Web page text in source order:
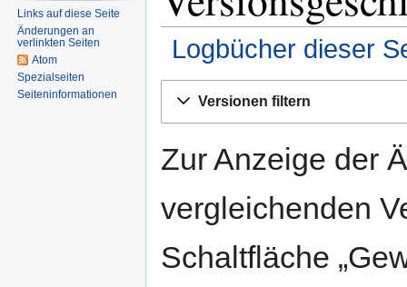
Logbücher dieser
Navigation
Suche
Versionen filtern
Zur Anzeige der
vergleichenden
Schaltfläche
Links auf diese Seite
Änderungen an
verlinkten Seiten
Atom
Spezialseiten
Seiten­informationen